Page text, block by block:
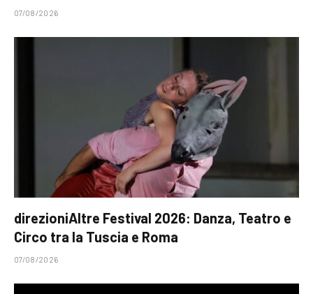
07/08/2026
direzioniAltre Festival 2026: Danza, Teatro e
Circo tra la Tuscia e Roma
07/08/2026